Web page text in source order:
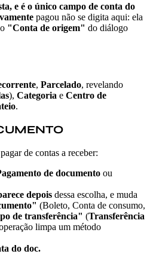
e é o único campo de conta do
pagou não se digita aqui: ela
"Conta de origem" do diálogo
, Parcelado, revelando
), Categoria e Centro de
.
de contas a receber:
de documento ou
depois dessa escolha, e muda
(Boleto, Conta de consumo,
de transferência" (Transferência
limpa um método
do doc.